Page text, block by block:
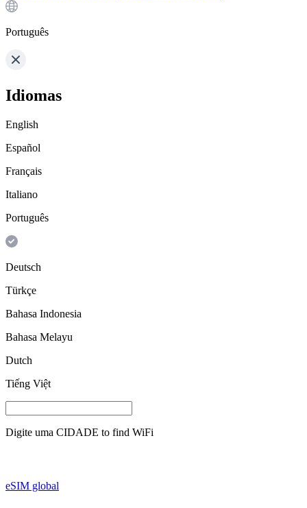
Português
Idiomas
English
Español
Français
Italiano
Português
Deutsch
Türkçe
Bahasa Indonesia
Bahasa Melayu
Dutch
Tiếng Việt
Digite uma CIDADE to find WiFi
eSIM global